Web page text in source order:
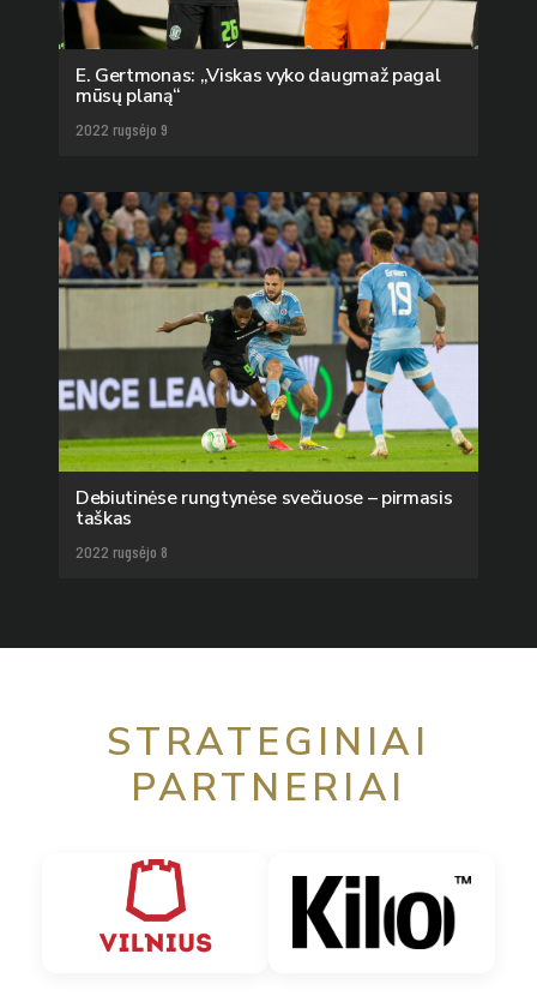
E. Gertmonas: „Viskas vyko daugmaž pagal
mūsų planą“
2022 rugsėjo 9
Debiutinėse rungtynėse svečiuose – pirmasis
taškas
2022 rugsėjo 8
STRATEGINIAI
PARTNERIAI